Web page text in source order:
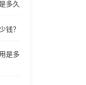
多久
钱？
是多